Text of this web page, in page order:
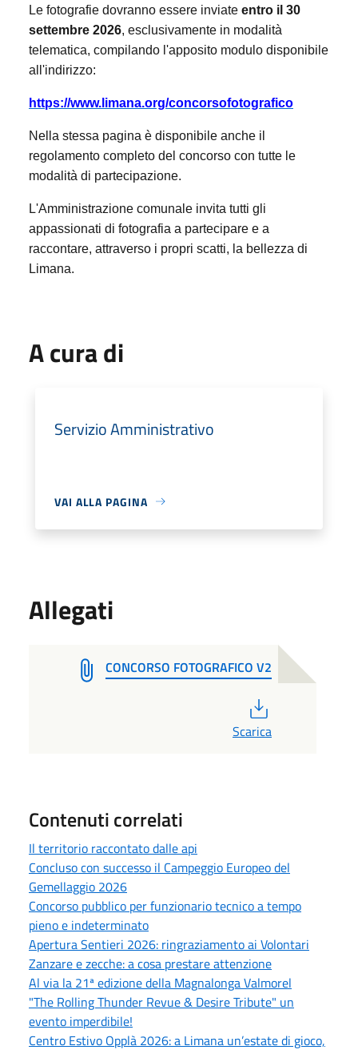
Le fotografie dovranno essere inviate entro il 30
settembre 2026, esclusivamente in modalità
telematica, compilando l'apposito modulo disponibile
all'indirizzo:
https://www.limana.org/concorsofotografico
Nella stessa pagina è disponibile anche il
regolamento completo del concorso con tutte le
modalità di partecipazione.
L'Amministrazione comunale invita tutti gli
appassionati di fotografia a partecipare e a
raccontare, attraverso i propri scatti, la bellezza di
Limana.
A cura di
Servizio Amministrativo
VAI ALLA PAGINA
Allegati
CONCORSO FOTOGRAFICO V2
Scarica
Contenuti correlati
Il territorio raccontato dalle api
Concluso con successo il Campeggio Europeo del
Gemellaggio 2026
Concorso pubblico per funzionario tecnico a tempo
pieno e indeterminato
Apertura Sentieri 2026: ringraziamento ai Volontari
Zanzare e zecche: a cosa prestare attenzione
Al via la 21ª edizione della Magnalonga Valmorel
"The Rolling Thunder Revue & Desire Tribute" un
evento imperdibile!
Centro Estivo Opplà 2026: a Limana un’estate di gioco,